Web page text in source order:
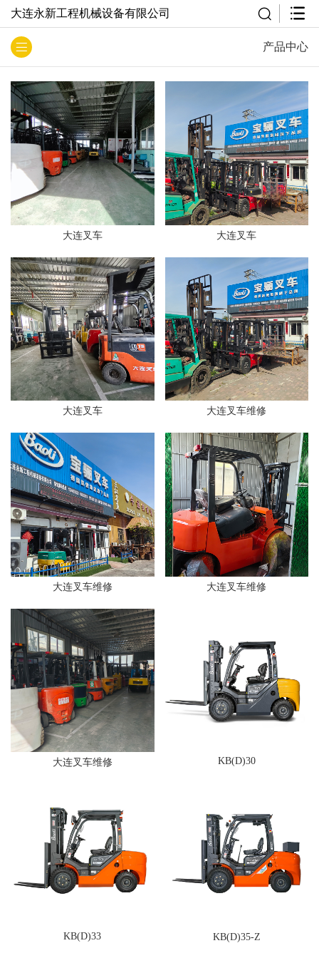
大连永新工程机械设备有限公司
产品中心
大连叉车 大连叉车
大连叉车 大连叉车维修
大连叉车维修 大连叉车维修
大连叉车维修 KB(D)30
KB(D)33 KB(D)35-Z